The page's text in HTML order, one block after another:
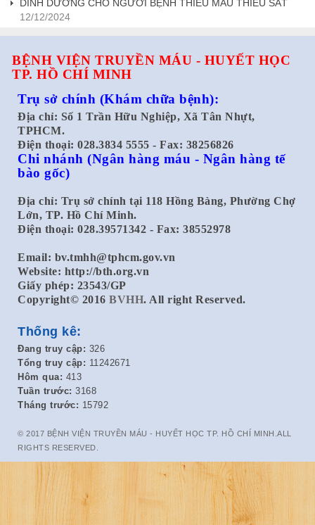
DINH DƯỠNG CHO NGƯỜI BỆNH THIẾU MÁU THIẾU SẮT
12/12/2024
BỆNH VIỆN TRUYỀN MÁU - HUYẾT HỌC
TP. HỒ CHÍ MINH
Trụ sở chính (Khám chữa bệnh):
Địa chỉ: Số 1 Trần Hữu Nghiệp, Xã Tân Nhựt,
TPHCM.
Điện thoại: 028.3834 5555 - Fax: 38256826
Chi nhánh (Ngân hàng máu - Ngân hàng tế
bào gốc)
Địa chỉ: Trụ sở chính tại 118 Hồng Bàng, Phường Chợ
Lớn, TP. Hồ Chí Minh.
Điện thoại: 028.39571342 - Fax: 38552978
Email: bv.tmhh@tphcm.gov.vn
Website: http://bth.org.vn
Giấy phép: 23543/GP
Copyright© 2016 BVHH. All right Reserved.
Thống kê:
Đang truy cập: 326
Tổng truy cập: 11242671
Hôm qua: 413
Tuần trước: 3168
Tháng trước: 15792
© 2017 BỆNH VIỆN TRUYỀN MÁU - HUYẾT HỌC TP. HỒ CHÍ MINH.ALL
RIGHTS RESERVED.